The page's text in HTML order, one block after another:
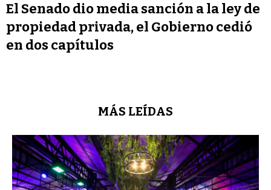
El Senado dio media sanción a la ley de
propiedad privada, el Gobierno cedió
en dos capítulos
MÁS LEÍDAS